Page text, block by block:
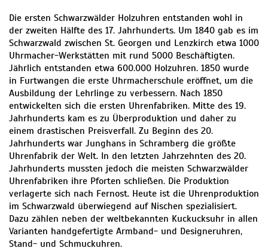
Die ersten Schwarzwälder Holzuhren entstanden wohl in
der zweiten Hälfte des 17. Jahrhunderts. Um 1840 gab es im
Schwarzwald zwischen St. Georgen und Lenzkirch etwa 1000
Uhrmacher-Werkstätten mit rund 5000 Beschäftigten.
Jährlich entstanden etwa 600.000 Holzuhren. 1850 wurde
in Furtwangen die erste Uhrmacherschule eröffnet, um die
Ausbildung der Lehrlinge zu verbessern. Nach 1850
entwickelten sich die ersten Uhrenfabriken. Mitte des 19.
Jahrhunderts kam es zu Überproduktion und daher zu
einem drastischen Preisverfall. Zu Beginn des 20.
Jahrhunderts war Junghans in Schramberg die größte
Uhrenfabrik der Welt. In den letzten Jahrzehnten des 20.
Jahrhunderts mussten jedoch die meisten Schwarzwälder
Uhrenfabriken ihre Pforten schließen. Die Produktion
verlagerte sich nach Fernost. Heute ist die Uhrenproduktion
im Schwarzwald überwiegend auf Nischen spezialisiert.
Dazu zählen neben der weltbekannten Kuckucksuhr in allen
Varianten handgefertigte Armband- und Designeruhren,
Stand- und Schmuckuhren.